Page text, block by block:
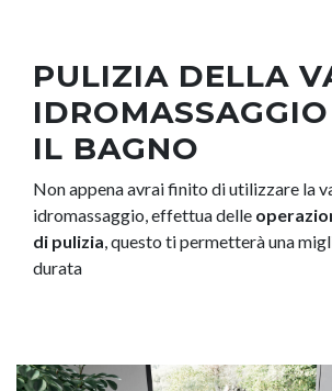
PULIZIA DELLA
IL BAGNO
Non appena avrai finito di utilizzare la
idromassaggio, effettua delle
di pulizia, questo ti permetterà una
durata